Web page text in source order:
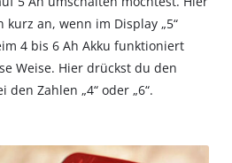
an, wenn im Display „5“
4 bis 6 Ah Akku funktioniert
Weise. Hier drückst du den
Zahlen „4“ oder „6“.